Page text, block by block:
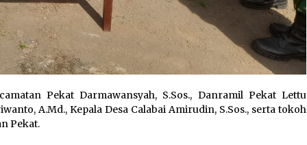
Pekat Darmawansyah, S.Sos., Danramil Pekat Lettu
A.Md., Kepala Desa Calabai Amirudin, S.Sos., serta tokoh
Pekat.